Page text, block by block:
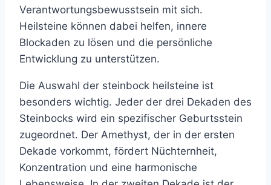
Verantwortungsbewusstsein mit sich.
Heilsteine können dabei helfen, innere
Blockaden zu lösen und die persönliche
Entwicklung zu unterstützen.
Die Auswahl der steinbock heilsteine ist
besonders wichtig. Jeder der drei Dekaden des
Steinbocks wird ein spezifischer Geburtsstein
zugeordnet. Der Amethyst, der in der ersten
Dekade vorkommt, fördert Nüchternheit,
Konzentration und eine harmonische